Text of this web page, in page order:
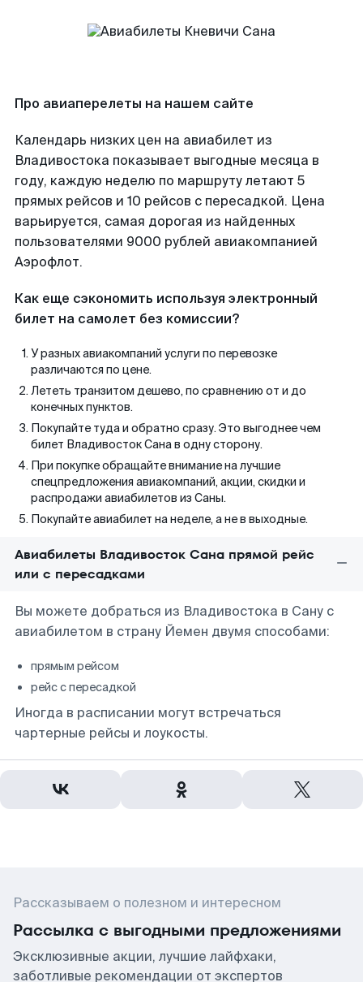
Про авиаперелеты на нашем сайте
Календарь низких цен на авиабилет из
Владивостока показывает выгодные месяца в
году, каждую неделю по маршруту летают 5
прямых рейсов и 10 рейсов с пересадкой. Цена
варьируется, самая дорогая из найденных
пользователями 9000 рублей авиакомпанией
Аэрофлот.
Как еще сэкономить используя электронный
билет на самолет без комиссии?
У разных авиакомпаний услуги по перевозке
различаются по цене.
Лететь транзитом дешево, по сравнению от и до
конечных пунктов.
Покупайте туда и обратно сразу. Это выгоднее чем
билет Владивосток Сана в одну сторону.
При покупке обращайте внимание на лучшие
спецпредложения авиакомпаний, акции, скидки и
распродажи авиабилетов из Саны.
Покупайте авиабилет на неделе, а не в выходные.
Авиабилеты Владивосток Сана прямой рейс
или с пересадками
Вы можете добраться из Владивостока в Сану с
авиабилетом в страну Йемен двумя способами:
прямым рейсом
рейс с пересадкой
Иногда в расписании могут встречаться
чартерные рейсы и лоукосты.
Рассказываем о полезном и интересном
Рассылка с выгодными предложениями
Эксклюзивные акции, лучшие лайфхаки,
заботливые рекомендации от экспертов